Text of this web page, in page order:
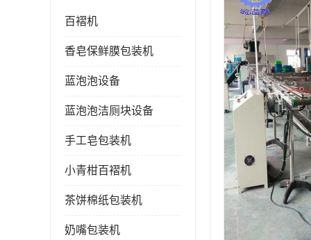
百褶机
香皂保鲜膜包装机
蓝泡泡设备
蓝泡泡洁厕块设备
手工皂包装机
小青柑百褶机
茶饼棉纸包装机
奶嘴包装机